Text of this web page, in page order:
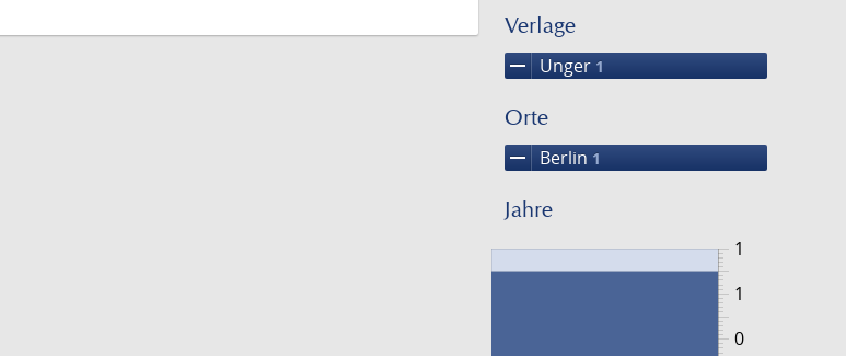
Verlage
remove Unger 1
Orte
remove Berlin 1
Jahre
1
0
1